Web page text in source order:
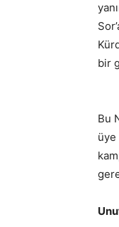
bir
Bu
üye